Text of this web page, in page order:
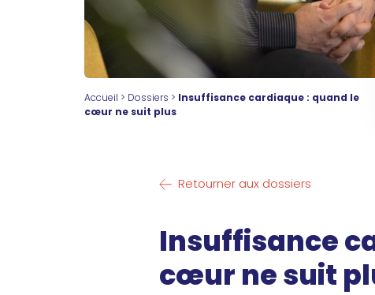
Accueil > Dossiers > Insuffisance cardiaque : quand le
cœur ne suit plus
Retourner aux dossiers
Insuffisance
cœur ne suit